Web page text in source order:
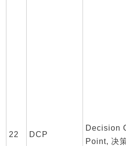
22 DCP
Decision
Point, 决